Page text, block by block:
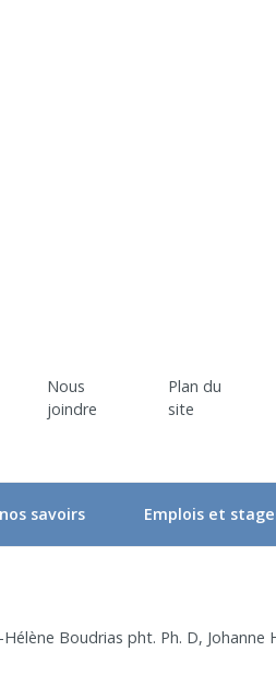
Nous
joindre
Plan du
site
savoirs Emplois et
Boudrias pht. Ph. D,